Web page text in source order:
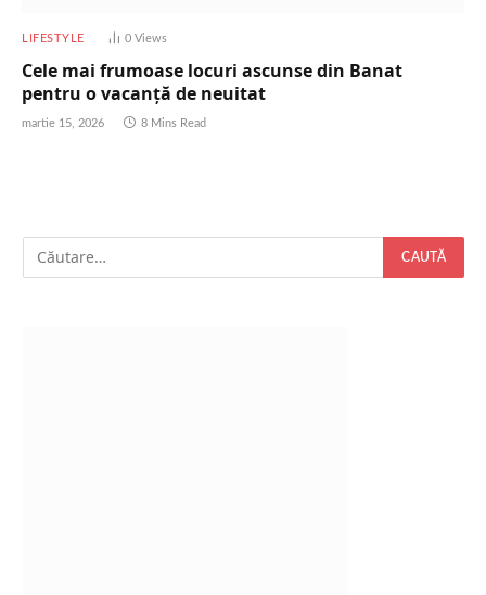
LIFESTYLE 0 Views
Cele mai frumoase locuri ascunse din Banat
pentru o vacanță de neuitat
martie 15, 2026 8 Mins Read